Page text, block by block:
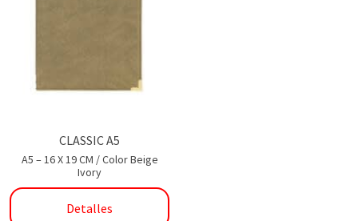
CLASSIC A5
A5 – 16 X 19 CM / Color Beige
Ivory
Detalles